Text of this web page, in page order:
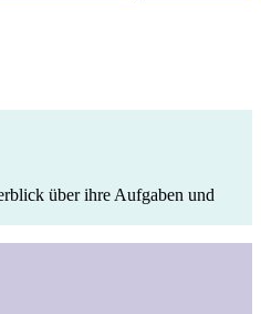
über ihre Aufgaben und